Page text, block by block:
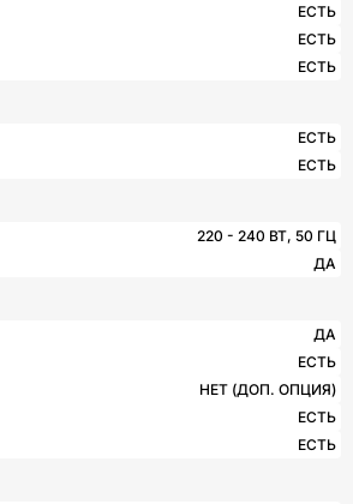
ЕСТЬ
ЕСТЬ
ЕСТЬ
ЕСТЬ
ЕСТЬ
220 - 240 ВТ, 50 ГЦ
ДА
ДА
ЕСТЬ
НЕТ (ДОП. ОПЦИЯ)
ЕСТЬ
ЕСТЬ